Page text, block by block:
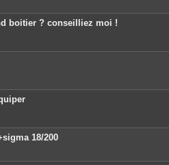
boitier ? conseilliez moi !
18/200